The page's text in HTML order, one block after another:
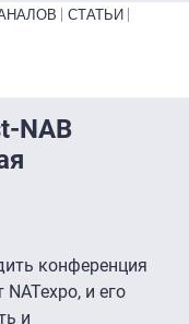
СТАТЬИ
NAB
конференция
и его
и